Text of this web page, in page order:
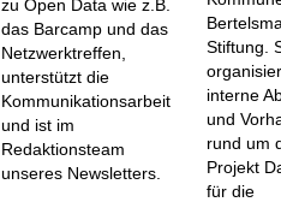
zu Open Data wie z.B.
das Barcamp und das
Netzwerktreffen,
unterstützt die
Kommunikationsarbeit
und ist im
Redaktionsteam
unseres Newsletters.
Stiftung.
interne
und
rund um
Projekt
für die